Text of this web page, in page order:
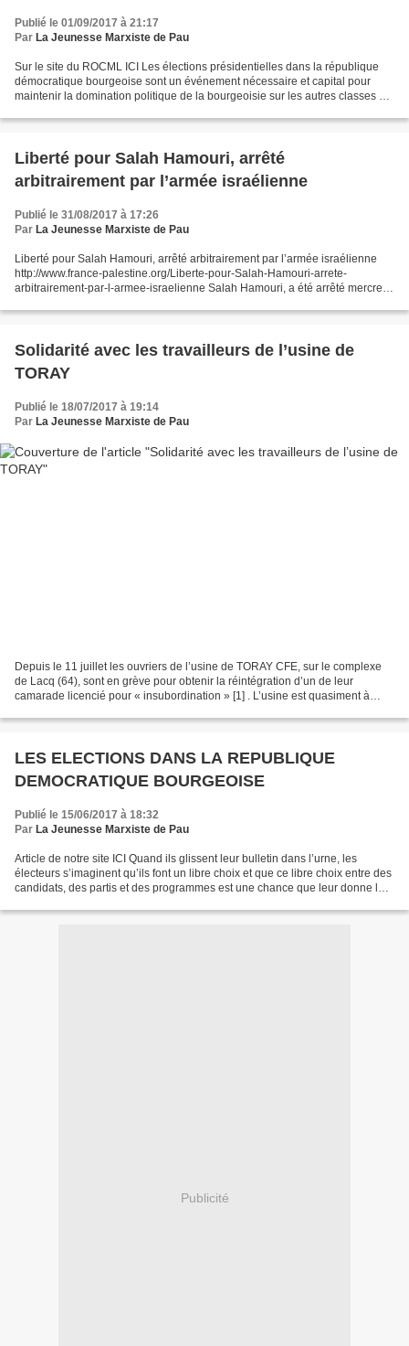
Publié le 01/09/2017 à 21:17
Par La Jeunesse Marxiste de Pau
Sur le site du ROCML ICI Les élections présidentielles dans la république
démocratique bourgeoise sont un événement nécessaire et capital pour
maintenir la domination politique de la bourgeoisie sur les autres classes de
Liberté pour Salah Hamouri, arrêté
arbitrairement par l’armée israélienne
Publié le 31/08/2017 à 17:26
Par La Jeunesse Marxiste de Pau
Liberté pour Salah Hamouri, arrêté arbitrairement par l’armée israélienne
http://www.france-palestine.org/Liberte-pour-Salah-Hamouri-arrete-
arbitrairement-par-l-armee-israelienne Salah Hamouri, a été arrêté mercredi
Solidarité avec les travailleurs de l’usine de
TORAY
Publié le 18/07/2017 à 19:14
Par La Jeunesse Marxiste de Pau
Depuis le 11 juillet les ouvriers de l’usine de TORAY CFE, sur le complexe
de Lacq (64), sont en grève pour obtenir la réintégration d’un de leur
camarade licencié pour « insubordination » [1] . L’usine est quasiment à
LES ELECTIONS DANS LA REPUBLIQUE
DEMOCRATIQUE BOURGEOISE
Publié le 15/06/2017 à 18:32
Par La Jeunesse Marxiste de Pau
Article de notre site ICI Quand ils glissent leur bulletin dans l’urne, les
électeurs s’imaginent qu’ils font un libre choix et que ce libre choix entre des
candidats, des partis et des programmes est une chance que leur donne la
Publicité